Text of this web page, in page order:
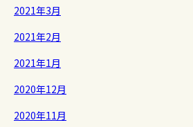
2021年3月
2021年2月
2021年1月
2020年12月
2020年11月